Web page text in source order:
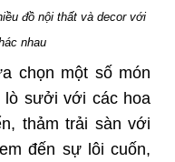
đồ nội thất và decor với
nhau
chọn một số món
lò sưởi với các hoa
thảm trải sàn với
đến sự lôi cuốn,